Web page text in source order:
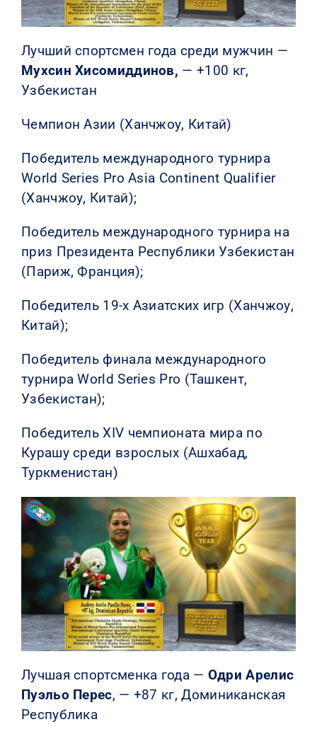
Лучший спортсмен года среди мужчин —
Мухсин Хисомиддинов, — +100 кг,
Узбекистан
Чемпион Азии (Ханчжоу, Китай)
Победитель международного турнира
World Series Pro Asia Continent Qualifier
(Ханчжоу, Китай);
Победитель международного турнира на
приз Президента Республики Узбекистан
(Париж, Франция);
Победитель 19-х Азиатских игр (Ханчжоу,
Китай);
Победитель финала международного
турнира World Series Pro (Ташкент,
Узбекистан);
Победитель XIV чемпионата мира по
Курашу среди взрослых (Ашхабад,
Туркменистан)
Лучшая спортсменка года — Одри Арелис
Пуэльо Перес, — +87 кг, Доминиканская
Республика